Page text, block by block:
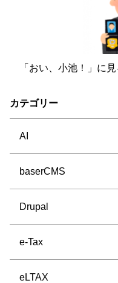
「おい、小池！」に
カテゴリー
AI
baserCMS
Drupal
e-Tax
eLTAX